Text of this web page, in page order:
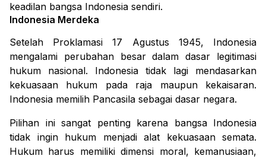
keadilan bangsa Indonesia sendiri.
Indonesia Merdeka
Setelah Proklamasi 17 Agustus 1945, Indonesia
mengalami perubahan besar dalam dasar legitimasi
hukum nasional.
Indonesia tidak lagi mendasarkan
kekuasaan hukum pada raja maupun kekaisaran.
Indonesia memilih Pancasila sebagai dasar negara.
Pilihan ini sangat penting karena bangsa Indonesia
tidak ingin hukum menjadi alat kekuasaan semata.
Hukum harus memiliki dimensi moral, kemanusiaan,